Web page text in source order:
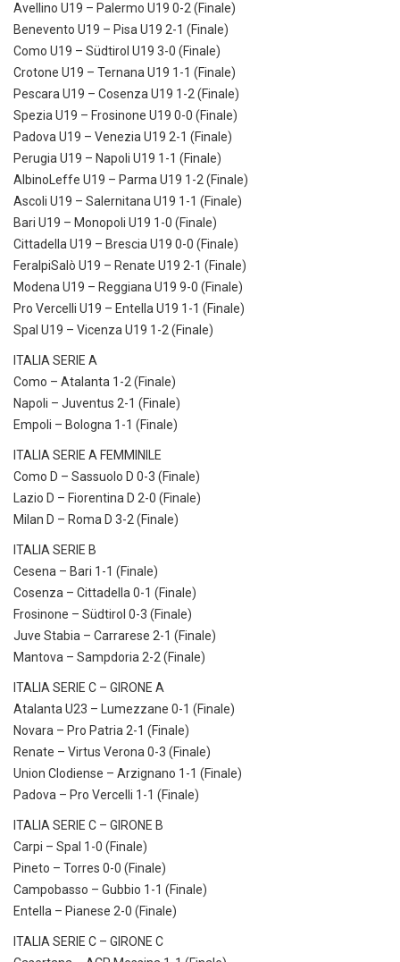
Avellino U19 – Palermo U19 0-2 (Finale)
Benevento U19 – Pisa U19 2-1 (Finale)
Como U19 – Südtirol U19 3-0 (Finale)
Crotone U19 – Ternana U19 1-1 (Finale)
Pescara U19 – Cosenza U19 1-2 (Finale)
Spezia U19 – Frosinone U19 0-0 (Finale)
Padova U19 – Venezia U19 2-1 (Finale)
Perugia U19 – Napoli U19 1-1 (Finale)
AlbinoLeffe U19 – Parma U19 1-2 (Finale)
Ascoli U19 – Salernitana U19 1-1 (Finale)
Bari U19 – Monopoli U19 1-0 (Finale)
Cittadella U19 – Brescia U19 0-0 (Finale)
FeralpiSalò U19 – Renate U19 2-1 (Finale)
Modena U19 – Reggiana U19 9-0 (Finale)
Pro Vercelli U19 – Entella U19 1-1 (Finale)
Spal U19 – Vicenza U19 1-2 (Finale)
ITALIA SERIE A
Como – Atalanta 1-2 (Finale)
Napoli – Juventus 2-1 (Finale)
Empoli – Bologna 1-1 (Finale)
ITALIA SERIE A FEMMINILE
Como D – Sassuolo D 0-3 (Finale)
Lazio D – Fiorentina D 2-0 (Finale)
Milan D – Roma D 3-2 (Finale)
ITALIA SERIE B
Cesena – Bari 1-1 (Finale)
Cosenza – Cittadella 0-1 (Finale)
Frosinone – Südtirol 0-3 (Finale)
Juve Stabia – Carrarese 2-1 (Finale)
Mantova – Sampdoria 2-2 (Finale)
ITALIA SERIE C – GIRONE A
Atalanta U23 – Lumezzane 0-1 (Finale)
Novara – Pro Patria 2-1 (Finale)
Renate – Virtus Verona 0-3 (Finale)
Union Clodiense – Arzignano 1-1 (Finale)
Padova – Pro Vercelli 1-1 (Finale)
ITALIA SERIE C – GIRONE B
Carpi – Spal 1-0 (Finale)
Pineto – Torres 0-0 (Finale)
Campobasso – Gubbio 1-1 (Finale)
Entella – Pianese 2-0 (Finale)
ITALIA SERIE C – GIRONE C